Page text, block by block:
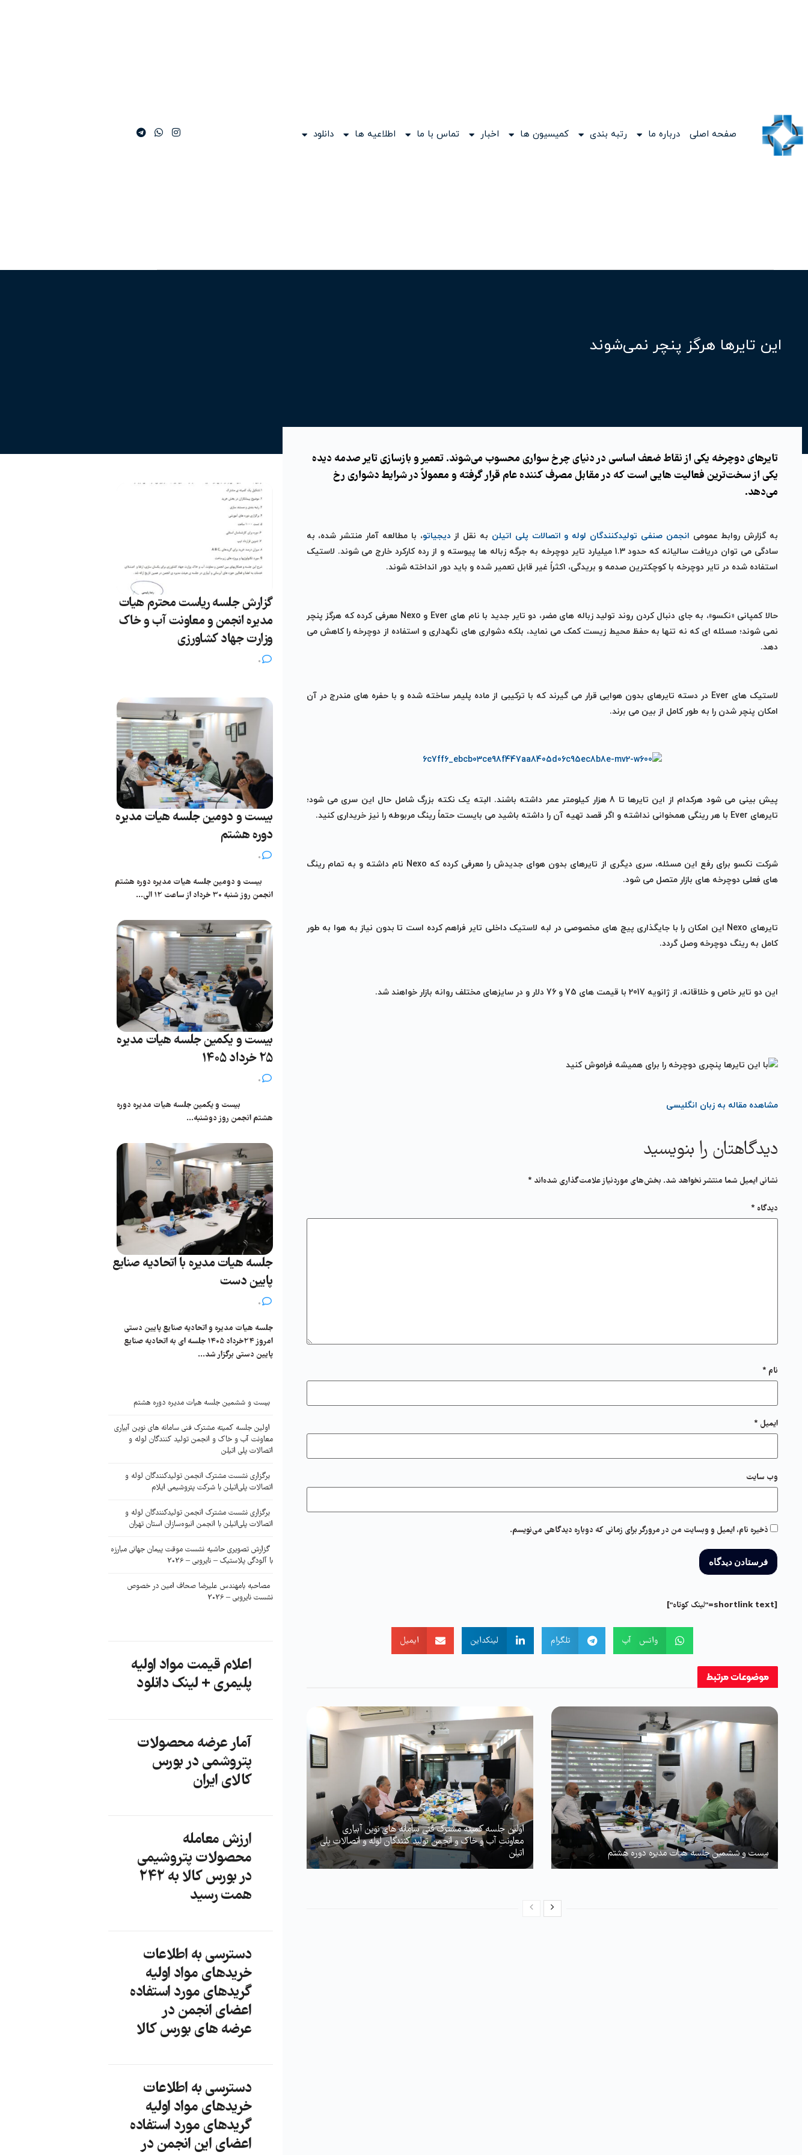
صفحه اصلی درباره ما رتبه بندی کمیسیون ها اخبار تماس با ما اطلاعیه ها دانلود
این تایرها هرگز پنچر نمی‌شوند
تایرهای دوچرخه یکی از نقاط ضعف اساسی در دنیای چرخ سواری محسوب می‌شوند. تعمیر و بازسازی تایر صدمه دیده
یکی از سخت‌ترین فعالیت هایی است که در مقابل مصرف کننده عام قرار گرفته و معمولاً در شرایط دشواری رخ
می‌دهد.
به گزارش روابط عمومی انجمن صنفی تولیدکنندگان لوله و اتصالات پلی اتیلن به نقل ازدیجیاتو، با مطالعه آمار منتشر شده، به
سادگی می توان دریافت سالیانه که حدود 1.3 میلیارد تایر دوچرخه به جرگه زباله ها پیوسته و از رده کارکرد خارج می شوند. لاستیک
استفاده شده در تایر دوچرخه با کوچکترین صدمه و بریدگی، اکثراً غیر قابل تعمیر شده و باید دور انداخته شوند.
حالا کمپانی «نکسو»، به جای دنبال کردن روند تولید زباله های مضر، دو تایر جدید با نام های Ever و Nexo معرفی کرده که هرگز پنچر
نمی شوند؛ مسئله ای که نه تنها به حفظ محیط زیست کمک می نماید، بلکه دشواری های نگهداری و استفاده از دوچرخه را کاهش می
دهد.
لاستیک های Ever در دسته تایرهای بدون هوایی قرار می گیرند که با ترکیبی از ماده پلیمر ساخته شده و با حفره های مندرج در آن
امکان پنچر شدن را به طور کامل از بین می برند.
پیش بینی می شود هرکدام از این تایرها تا 8 هزار کیلومتر عمر داشته باشند. البته یک نکته بزرگ شامل حال این سری می شود؛
تایرهای Ever با هر رینگی همخوانی نداشته و اگر قصد تهیه آن را داشته باشید می بایست حتماً رینگ مربوطه را نیز خریداری کنید.
شرکت نکسو برای رفع این مسئله، سری دیگری از تایرهای بدون هوای جدیدش را معرفی کرده که Nexo نام داشته و به تمام رینگ
های فعلی دوچرخه های بازار متصل می شود.
تایرهای Nexo این امکان را با جایگذاری پیچ های مخصوصی در لبه لاستیک داخلی تایر فراهم کرده است تا بدون نیاز به هوا به طور
کامل به رینگ دوچرخه وصل گردد.
این دو تایر خاص و خلاقانه، از ژانویه 2017 با قیمت های 75 و 76 دلار و در سایزهای مختلف روانه بازار خواهند شد.
مشاهده مقاله به زبان انگلیسی
دیدگاهتان را بنویسید
نشانی ایمیل شما منتشر نخواهد شد. بخش‌های موردنیاز علامت‌گذاری شده‌اند *
دیدگاه *
نام *
ایمیل *
وب‌ سایت
ذخیره نام، ایمیل و وبسایت من در مرورگر برای زمانی که دوباره دیدگاهی می‌نویسم.
[shortlink text="لینک کوتاه"]
واتس آپ تلگرام لینکداین ایمیل
موضوعاتمرتبط
بیست و ششمین جلسه هیات مدیره دوره هشتم
اولین جلسه کمیته مشترک فنی سامانه های نوین آبیاری
معاونت آب و خاک و انجمن تولید کنندگان لوله و اتصالات پلی
اتیلن
گزارش جلسه ریاست محترم هیات
مدیره انجمن و معاونت آب و خاک
وزارت جهاد کشاورزی
بیست و دومین جلسه هیات مدیره
دوره هشتم
بیست و دومین جلسه هیات مدیره دوره هشتم
انجمن روز شنبه 30 خرداد از ساعت 12 الی...
بیست و یکمین جلسه هیات مدیره
25 خرداد 1405
بیست و یکمین جلسه هیات مدیره دوره
هشتم انجمن روز دوشنبه...
جلسه هیات مدیره با اتحادیه صنایع
پایین دست
جلسه هیات مدیره و اتحادیه صنایع پایین دستی
امروز 24خرداد 1405 جلسه ای به اتحادیه صنایع
پایین دستی برگزار شد...
بیست و ششمین جلسه هیات مدیره دوره هشتم
اولین جلسه کمیته مشترک فنی سامانه های نوین آبیاری
معاونت آب و خاک و انجمن تولید کنندگان لوله و
اتصالات پلی اتیلن
برگزاری نشست مشترک انجمن تولیدکنندگان لوله و
اتصالات پلی‌اتیلن با شرکت پتروشیمی ایلام
برگزاری نشست مشترک انجمن تولیدکنندگان لوله و
اتصالات پلی‌اتیلن با انجمن انبوه‌سازان استان تهران
گزارش تصویری حاشیه نشست موقت پیمان جهانی مبارزه
با آلودگی پلاستیک – نایروبی – 2026
مصاحبه بامهندس علیرضا صحاف امین در خصوص
نشست نایروبی – 2026
اعلام قیمت مواد اولیه
پلیمری + لینک دانلود
آمار عرضه محصولات
پتروشمی در بورس
کالای ایران
ارزش معامله
محصولات پتروشیمی
در بورس کالا به 242
همت رسید
دسترسی به اطلاعات
خریدهای مواد اولیه
گریدهای مورد استفاده
اعضای انجمن در
عرضه های بورس کالا
دسترسی به اطلاعات
خریدهای مواد اولیه
گریدهای مورد استفاده
اعضای این انجمن در